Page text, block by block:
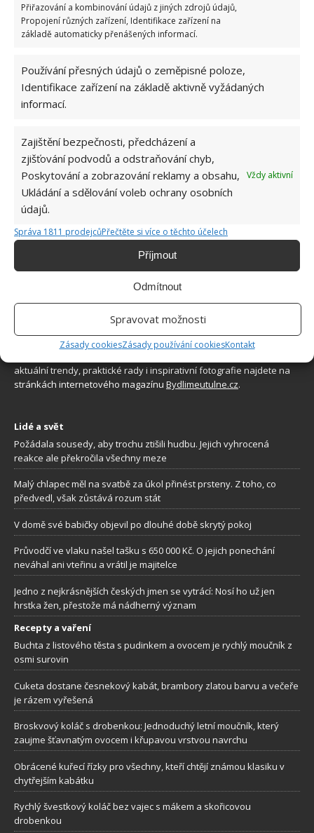
Přiřazování a kombinování údajů z jiných zdrojů údajů,
Propojení různých zařízení, Identifikace zařízení na
základě automaticky přenášených informací.
Používání přesných údajů o zeměpisné poloze,
Identifikace zařízení na základě aktivně vyžádaných
informací.
Zajištění bezpečnosti, předcházení a
zjišťování podvodů a odstraňování chyb,
Poskytování a zobrazování reklamy a obsahu,
Ukládání a sdělování voleb ochrany osobních
údajů.
Vždy aktivní
Správa 1811 prodejcůPřečtěte si více o těchto účelech
Příjmout
Odmítnout
Spravovat možnosti
Zásady cookiesZásady používání cookiesKontakt
Zacházení s pračkou ovlivňuje délku její
životnosti. Roli hraje i množství prádla a prášku
Trouba se bude lesknout jako v obchodě.
Záchod vyžaduje zaslouženou péči. Se snadným
vyčištěním pomůže i kuchyňská sůl
10.8.2026
aktuální trendy, praktické rady i inspirativní fotografie najdete na
stránkách internetového magazínu Bydlimeutulne.cz.
Lidé a svět
Požádala sousedy, aby trochu ztišili hudbu. Jejich vyhrocená
reakce ale překročila všechny meze
Malý chlapec měl na svatbě za úkol přinést prsteny. Z toho, co
předvedl, však zůstává rozum stát
V domě své babičky objevil po dlouhé době skrytý pokoj
Průvodčí ve vlaku našel tašku s 650 000 Kč. O jejich ponechání
neváhal ani vteřinu a vrátil je majitelce
Jedno z nejkrásnějších českých jmen se vytrácí: Nosí ho už jen
hrstka žen, přestože má nádherný význam
Recepty a vaření
Buchta z listového těsta s pudinkem a ovocem je rychlý moučník z
osmi surovin
Cuketa dostane česnekový kabát, brambory zlatou barvu a večeře
je rázem vyřešená
Broskvový koláč s drobenkou: Jednoduchý letní moučník, který
zaujme šťavnatým ovocem i křupavou vrstvou navrchu
Obrácené kuřecí řízky pro všechny, kteří chtějí známou klasiku v
chytřejším kabátku
Rychlý švestkový koláč bez vajec s mákem a skořicovou
drobenkou